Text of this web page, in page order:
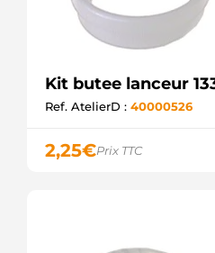
Kit butee lanceur
Ref. AtelierD : 40000526
2,25€Prix TTC